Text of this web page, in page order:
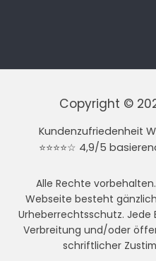
Copyright ©
Kundenzufriedenheit
⭐⭐⭐⭐☆ 4,9/5
Alle Rechte
Webseite besteht
Urheberrechtsschutz. Jede
Verbreitung und/oder
schriftlicher